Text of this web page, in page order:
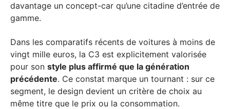
davantage un concept-car qu’une citadine d’entrée de
gamme.
Dans les comparatifs récents de voitures à moins de
vingt mille euros, la C3 est explicitement valorisée
pour son style plus affirmé que la génération
précédente. Ce constat marque un tournant : sur ce
segment, le design devient un critère de choix au
même titre que le prix ou la consommation.